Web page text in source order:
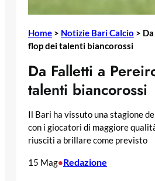
Home > Notizie Bari Calcio >
flop dei talenti biancorossi
Da Falletti a
talenti biancorossi
Il Bari ha vissuto una stagione
con i giocatori di maggiore
riusciti a brillare come previsto
15 Mag•Redazione